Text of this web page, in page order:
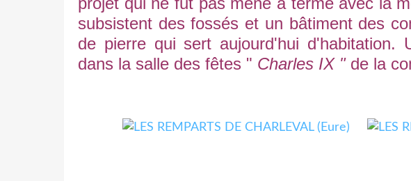
subsistent des fossés et un bâtiment des
de pierre qui sert aujourd'hui d'habitation.
dans la salle des fêtes " Charles IX " de la